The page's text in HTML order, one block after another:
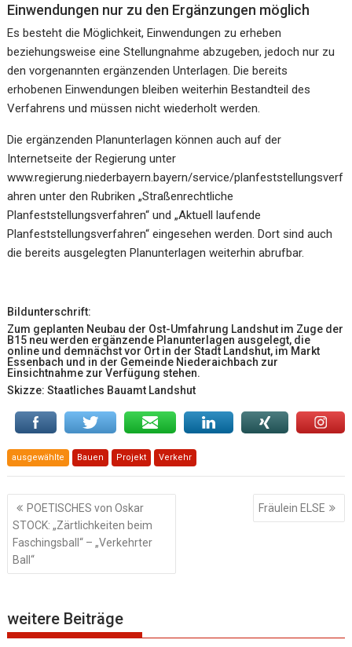
Einwendungen nur zu den Ergänzungen möglich
Es besteht die Möglichkeit, Einwendungen zu erheben
beziehungsweise eine Stellungnahme abzugeben, jedoch nur zu
den vorgenannten ergänzenden Unterlagen. Die bereits
erhobenen Einwendungen bleiben weiterhin Bestandteil des
Verfahrens und müssen nicht wiederholt werden.
Die ergänzenden Planunterlagen können auch auf der
Internetseite der Regierung unter
www.regierung.niederbayern.bayern/service/planfeststellungsverf
ahren unter den Rubriken „Straßenrechtliche
Planfeststellungsverfahren“ und „Aktuell laufende
Planfeststellungsverfahren“ eingesehen werden. Dort sind auch
die bereits ausgelegten Planunterlagen weiterhin abrufbar.
Bildunterschrift:
Zum geplanten Neubau der Ost-Umfahrung Landshut im Zuge der
B15 neu werden ergänzende Planunterlagen ausgelegt, die
online und demnächst vor Ort in der Stadt Landshut, im Markt
Essenbach und in der Gemeinde Niederaichbach zur
Einsichtnahme zur Verfügung stehen.
Skizze: Staatliches Bauamt Landshut
ausgewählte Bauen Projekt Verkehr
Beitragsnavigation
POETISCHES von Oskar
STOCK: „Zärtlichkeiten beim
Faschingsball“ – „Verkehrter
Ball“
Fräulein ELSE
weitere Beiträge